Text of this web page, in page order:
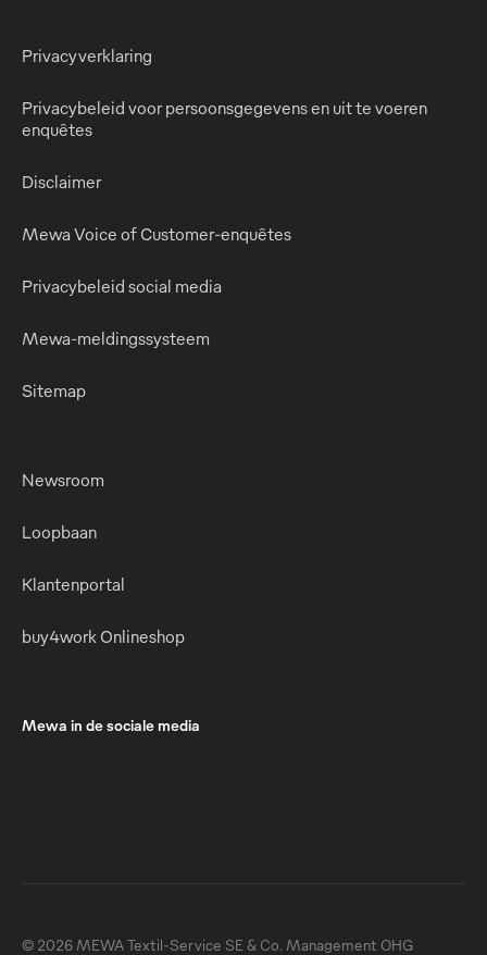
Privacyverklaring
Privacybeleid voor persoonsgegevens en uit te voeren
enquêtes
Disclaimer
Mewa Voice of Customer-enquêtes
Privacybeleid social media
Mewa-meldingssysteem
Sitemap
Newsroom
Loopbaan
Klantenportal
buy4work Onlineshop
Mewa in de sociale media
© 2026 MEWA Textil-Service SE & Co. Management OHG